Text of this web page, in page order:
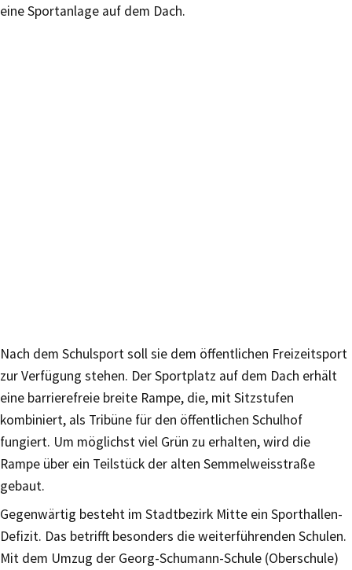
eine Sportanlage auf dem Dach.
Nach dem Schulsport soll sie dem öffentlichen Freizeitsport
zur Verfügung stehen. Der Sportplatz auf dem Dach erhält
eine barrierefreie breite Rampe, die, mit Sitzstufen
kombiniert, als Tribüne für den öffentlichen Schulhof
fungiert. Um möglichst viel Grün zu erhalten, wird die
Rampe über ein Teilstück der alten Semmelweisstraße
gebaut.
Gegenwärtig besteht im Stadtbezirk Mitte ein Sporthallen-
Defizit. Das betrifft besonders die weiterführenden Schulen.
Mit dem Umzug der Georg-Schumann-Schule (Oberschule)